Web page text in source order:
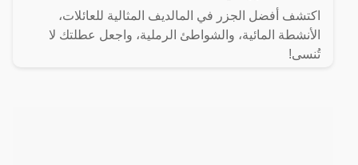
اكتشف أفضل الجزر في المالديف المثالية للعائلات،
الأنشطة المائية، والشواطئ الرملية، واجعل عطلتك لا
تُنسى!